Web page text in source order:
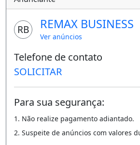
ADOS DO IMÓVEL:
Apartamento de Número 22
Área Total: 58 m²
Face de Sol: Norte
Posição: Frente
Número de quartos: 2
RB REMAX BUSINESS
Ver anúncios
Telefone de contato
SOLICITAR
Para sua segurança:
1. Não realize pagamento adiantado.
2. Suspeite de anúncios com valores